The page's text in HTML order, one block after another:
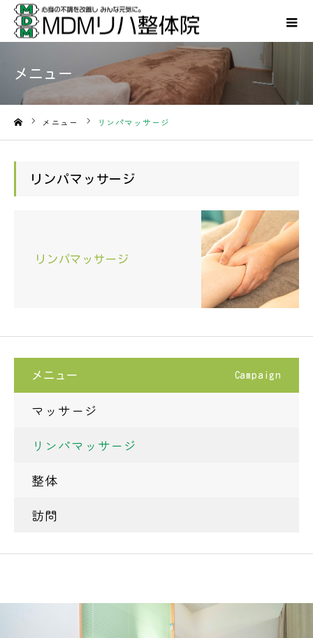
メニュー
メニュー リンパマッサージ
リンパマッサージ
リンパマッサージ
メニュー Campaign
マッサージ
リンパマッサージ
整体
訪問